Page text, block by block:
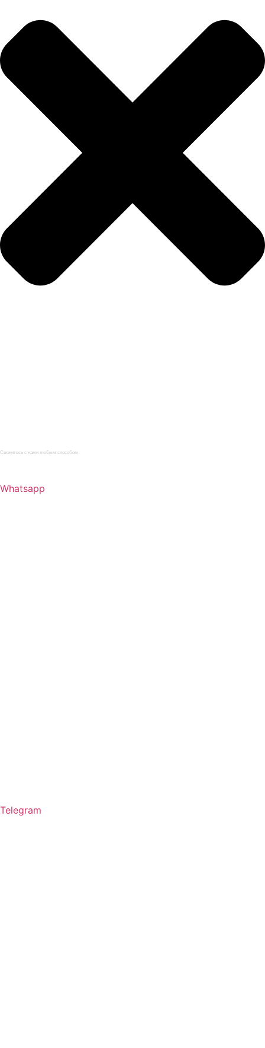
Свяжитесь с нами любым способом
Whatsapp
Telegram